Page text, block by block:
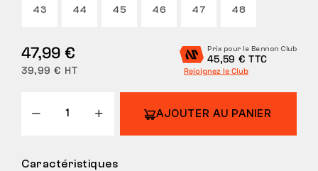
43 44 45 46 47 48
47,99 €
39,99 € HT
Prix pour le Bennon Club
45,59 € TTC
Rejoignez le Club
AJOUTER AU PANIER
Caractéristiques